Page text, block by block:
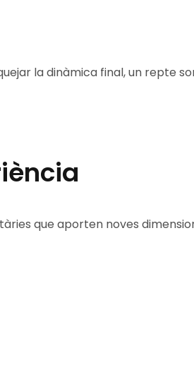
la dinàmica final, un repte
que aporten noves